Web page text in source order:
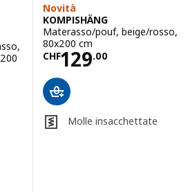
Novità
KOMPISHÄNG
Materasso/pouf, beige/rosso,
80x200 cm
CHF129.00
Prezzo CHF
Molle insacchettate